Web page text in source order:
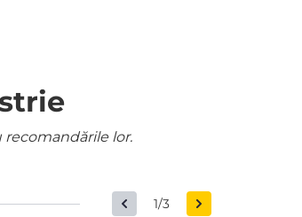
lor.
1/3